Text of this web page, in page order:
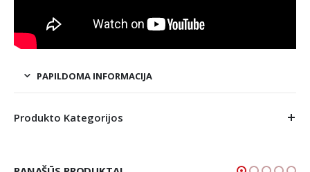
PAPILDOMA INFORMACIJA
Produkto Kategorijos